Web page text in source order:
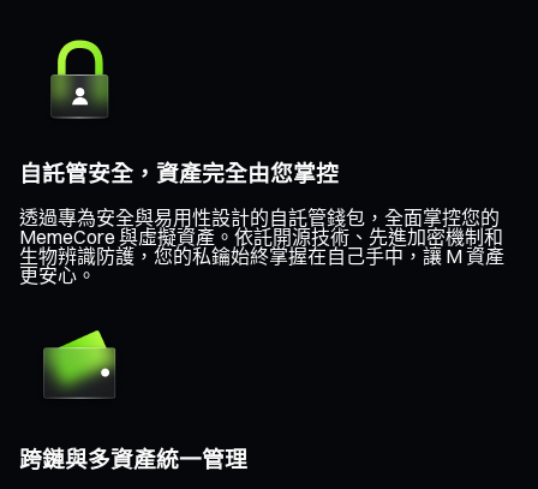
自託管安全，資產完全由您掌控
透過專為安全與易用性設計的自託管錢包，全面掌控您的
MemeCore 與虛擬資產。依託開源技術、先進加密機制和
生物辨識防護，您的私鑰始終掌握在自己手中，讓 M 資產
更安心。
跨鏈與多資產統一管理